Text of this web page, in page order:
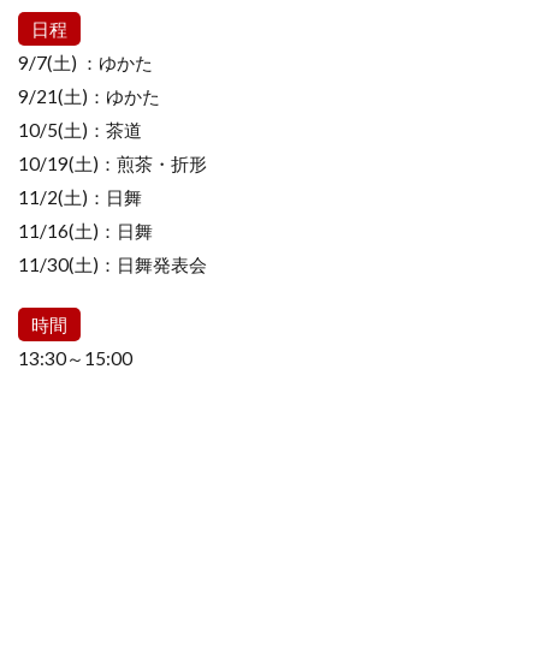
日程
9/7(土) ：ゆかた
9/21(土)：ゆかた
10/5(土)：茶道
10/19(土)：煎茶・折形
11/2(土)：日舞
11/16(土)：日舞
11/30(土)：日舞発表会
時間
13:30～15:00